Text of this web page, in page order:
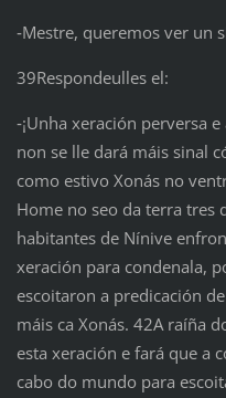
‑Mestre, queremos ver un
39Respondeulles el:
‑¡Unha xeración perversa
non se lle dará máis sinal
como estivo Xonás no
Home no seo da terra tres
habitantes de Nínive
xeración para condenala,
escoitaron a predicación
máis ca Xonás. 42A raíña
esta xeración e fará que a
cabo do mundo para